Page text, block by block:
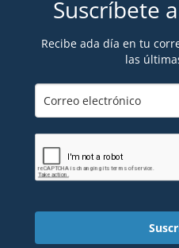
Suscríbete
Recibe ada día en tu
las